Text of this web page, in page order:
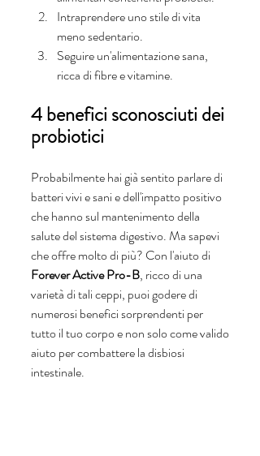
Intraprendere uno stile di vita
meno sedentario.
Seguire un'alimentazione sana,
ricca di fibre e vitamine.
4 benefici sconosciuti dei
probiotici
Probabilmente hai già sentito parlare di
batteri vivi e sani e dell'impatto positivo
che hanno sul mantenimento della
salute del sistema digestivo. Ma sapevi
che offre molto di più? Con l'aiuto di
Forever Active Pro-B, ricco di una
varietà di tali ceppi, puoi godere di
numerosi benefici sorprendenti per
tutto il tuo corpo e non solo come valido
aiuto per combattere la disbiosi
intestinale.